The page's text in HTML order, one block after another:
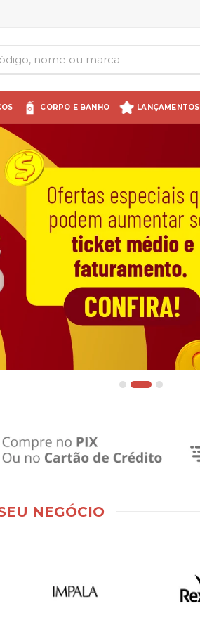
CORPO E BANHO LANÇAMENTOS
NEGÓCIO